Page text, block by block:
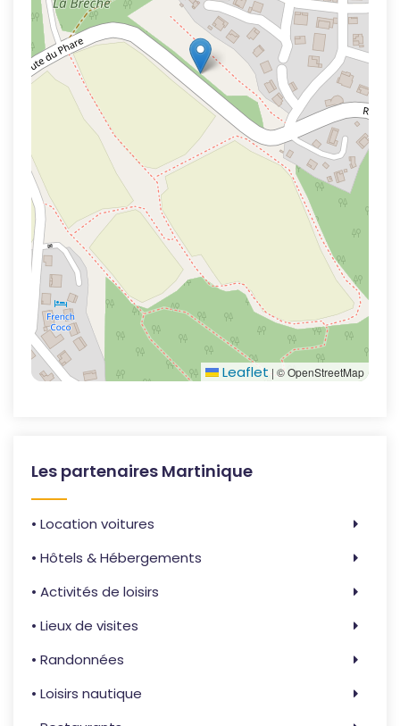
Leaflet | © OpenStreetMap
Les partenaires Martinique
• Location voitures
• Hôtels & Hébergements
• Activités de loisirs
• Lieux de visites
• Randonnées
• Loisirs nautique